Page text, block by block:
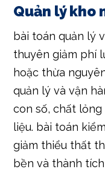
hoặc thừa
quản lý và vận
con số, chất
liệu. bài toán
giảm thiểu thất
bền và thành
hóa chủ thể lưu
lưu lại phí và thời